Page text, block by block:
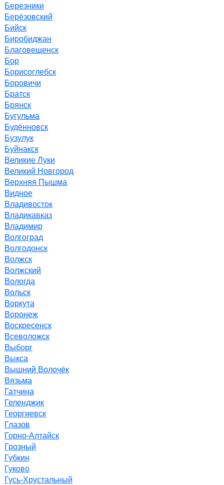
Березники
Берёзовский
Бийск
Биробиджан
Благовещенск
Бор
Борисоглебск
Боровичи
Братск
Брянск
Бугульма
Будённовск
Бузулук
Буйнакск
Великие Луки
Великий Новгород
Верхняя Пышма
Видное
Владивосток
Владикавказ
Владимир
Волгоград
Волгодонск
Волжск
Волжский
Вологда
Вольск
Воркута
Воронеж
Воскресенск
Всеволожск
Выборг
Выкса
Вышний Волочёк
Вязьма
Гатчина
Геленджик
Георгиевск
Глазов
Горно-Алтайск
Грозный
Губкин
Гуково
Гусь-Хрустальный